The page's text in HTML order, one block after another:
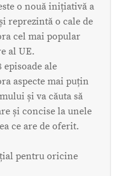
o nouă inițiativă a
reprezintă o cale de
cel mai popular
al UE.
ale
aspecte mai puțin
și va căuta să
și concise la unele
ce are de oferit.
pentru oricine